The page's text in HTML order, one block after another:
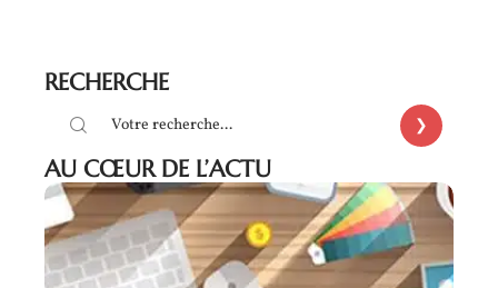
RECHERCHE
AU CŒUR DE L’ACTU